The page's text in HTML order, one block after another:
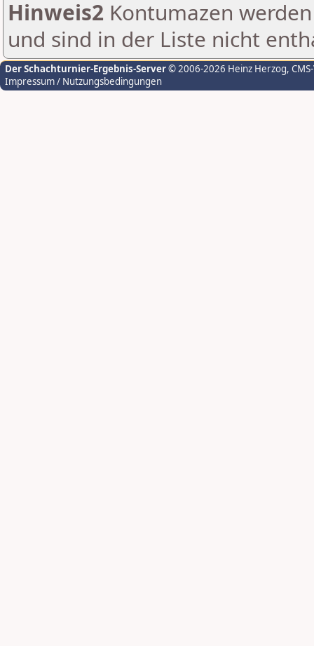
Hinweis2 Kontumazen
und sind in der Liste nicht
Der Schachturnier-Ergebnis-Server© 2006-2026 Heinz Herzog,
Impressum / Nutzungsbedingungen